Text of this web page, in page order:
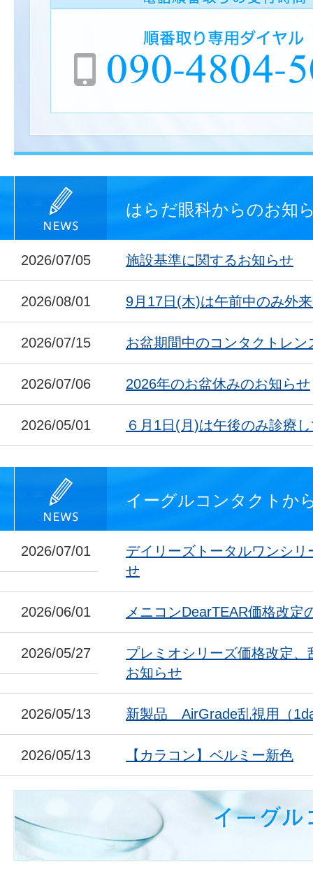
はらだ眼科からのお知
2026/07/05 施設基準に関するお知らせ
2026/08/01 9月17日(木)は午前中のみ外
2026/07/15 お盆期間中のコンタクトレン
2026/07/06 2026年のお盆休みのお知らせ
2026/05/01 ６月1日(月)は午後のみ診療
イーグルコンタクトか
2026/07/01
デイリーズトータルワンシ
せ
2026/06/01 メニコンDearTEAR価格改定
2026/05/27
プレミオシリーズ価格改定
お知らせ
2026/05/13 新製品 AirGrade乱視用（
2026/05/13 【カラコン】ベルミー新色